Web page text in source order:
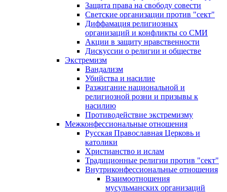
Защита права на свободу совести
Светские организации против "сект"
Диффамация религиозных
организаций и конфликты со СМИ
Акции в защиту нравственности
Дискуссии о религии и обществе
Экстремизм
Вандализм
Убийства и насилие
Разжигание национальной и
религиозной розни и призывы к
насилию
Противодействие экстремизму
Межконфессиональные отношения
Русская Православная Церковь и
католики
Христианство и ислам
Традиционные религии против "сект"
Внутриконфессиональные отношения
Взаимоотношения
мусульманских организаций